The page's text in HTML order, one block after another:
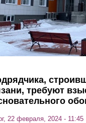
требуют
22 февраля, 2024 - 11:45